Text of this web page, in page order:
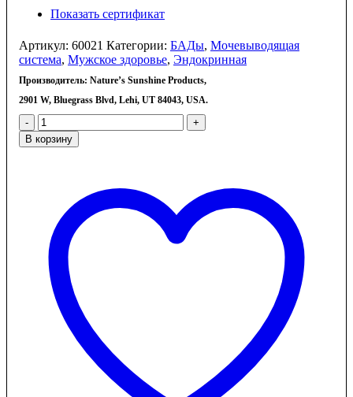
Показать сертификат
Артикул: 60021 Категории: БАДы, Мочевыводящая
система, Мужское здоровье, Эндокринная
Производитель: Nature’s Sunshine Products,
2901 W, Bluegrass Blvd, Lehi, UT 84043, USA.
-
+
В корзину